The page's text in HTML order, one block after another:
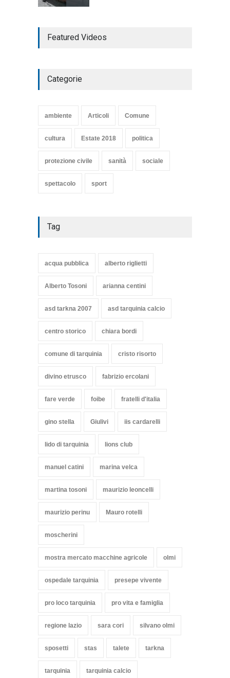
COMMEDIA"
TARQUINIA
Featured Videos
Categorie
ambiente Articoli Comune
cultura Estate 2018 politica
protezione civile sanità sociale
spettacolo sport
Tag
acqua pubblica alberto riglietti
Alberto Tosoni arianna centini
asd tarkna 2007 asd tarquinia calcio
centro storico chiara bordi
comune di tarquinia cristo risorto
divino etrusco fabrizio ercolani
fare verde foibe fratelli d'italia
gino stella Giulivi iis cardarelli
lido di tarquinia lions club
manuel catini marina velca
martina tosoni maurizio leoncelli
maurizio perinu Mauro rotelli
moscherini
mostra mercato macchine agricole olmi
ospedale tarquinia presepe vivente
pro loco tarquinia pro vita e famiglia
regione lazio sara cori silvano olmi
sposetti stas talete tarkna
tarquinia tarquinia calcio